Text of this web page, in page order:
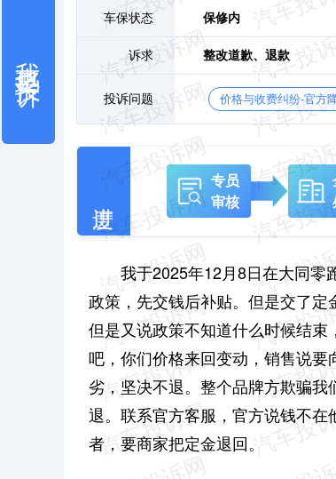
车保状态 保修内
诉求 整改道歉、 退款
投诉问题 价格与收费纠纷-官方
专员
审核
我于2025年12月8日在大同零
政策，先交钱后补贴。但是交了定
但是又说政策不知道什么时候结
吧，你们价格来回变动，销售说
劣，坚决不退。整个品牌方欺骗
退。联系官方客服，官方说钱不
者，要商家把定金退回。